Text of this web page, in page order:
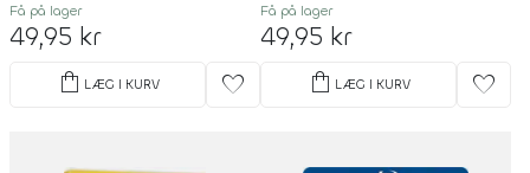
Få på lager
49,95 kr
shopping_bag LÆG I KURV favorite
Få på lager
49,95 kr
shopping_bag LÆG I KURV favorite